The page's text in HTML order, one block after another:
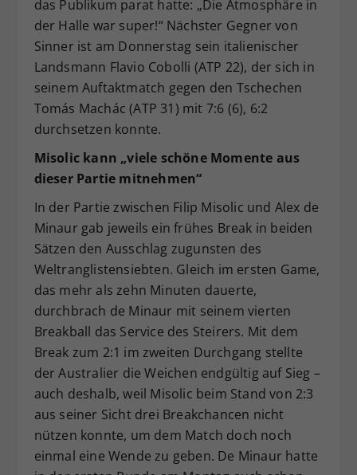
das Publikum parat hatte: „Die Atmosphäre in
der Halle war super!“ Nächster Gegner von
Sinner ist am Donnerstag sein italienischer
Landsmann Flavio Cobolli (ATP 22), der sich in
seinem Auftaktmatch gegen den Tschechen
Tomás Machác (ATP 31) mit 7:6 (6), 6:2
durchsetzen konnte.
Misolic kann „viele schöne Momente aus
dieser Partie mitnehmen“
In der Partie zwischen Filip Misolic und Alex de
Minaur gab jeweils ein frühes Break in beiden
Sätzen den Ausschlag zugunsten des
Weltranglistensiebten. Gleich im ersten Game,
das mehr als zehn Minuten dauerte,
durchbrach de Minaur mit seinem vierten
Breakball das Service des Steirers. Mit dem
Break zum 2:1 im zweiten Durchgang stellte
der Australier die Weichen endgültig auf Sieg –
auch deshalb, weil Misolic beim Stand von 2:3
aus seiner Sicht drei Breakchancen nicht
nützen konnte, um dem Match doch noch
einmal eine Wende zu geben. De Minaur hatte